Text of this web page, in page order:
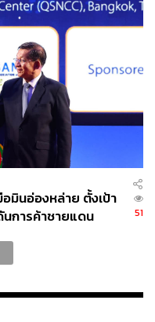
มินอ่องหล่าย ตั้งเป้า
การค้าชายแดน
51